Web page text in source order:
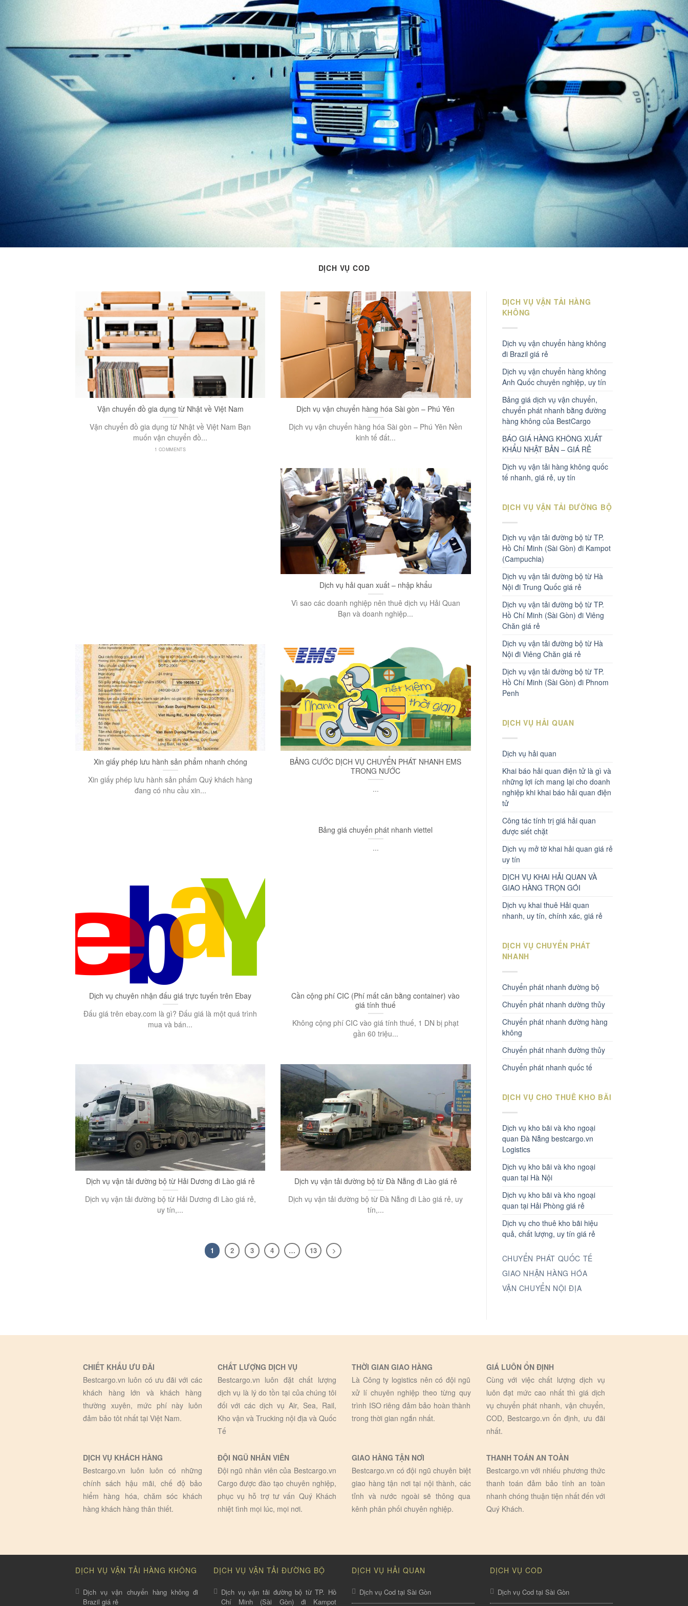
DỊCH VỤ COD
Vận chuyển đồ gia dụng từ Nhật về Việt Nam
Vận chuyển đồ gia dụng từ Nhật về Việt Nam Bạn
muốn vận chuyển đồ...
1 COMMENTS
Dịch vụ vận chuyển hàng hóa Sài gòn – Phú Yên
Dịch vụ vận chuyển hàng hóa Sài gòn – Phú Yên Nền
kinh tế đất...
Dịch vụ hải quan xuất – nhập khẩu
Vì sao các doanh nghiệp nên thuê dịch vụ Hải Quan
Bạn và doanh nghiệp...
Xin giấy phép lưu hành sản phẩm nhanh chóng
Xin giấy phép lưu hành sản phẩm Quý khách hàng
đang có nhu cầu xin...
BẢNG CƯỚC DỊCH VỤ CHUYỂN PHÁT NHANH EMS
TRONG NƯỚC
...
Bảng giá chuyển phát nhanh viettel
...
Dịch vụ chuyên nhận đấu giá trực tuyến trên Ebay
Đấu giá trên ebay.com là gì? Đấu giá là một quá trình
mua và bán...
Cần cộng phí CIC (Phí mất cân bằng container) vào
giá tính thuế
Không cộng phí CIC vào giá tính thuế, 1 DN bị phạt
gần 60 triệu...
Dịch vụ vận tải đường bộ từ Hải Dương đi Lào giá rẻ
Dịch vụ vận tải đường bộ từ Hải Dương đi Lào giá rẻ,
uy tín,...
Dịch vụ vận tải đường bộ từ Đà Nẵng đi Lào giá rẻ
Dịch vụ vận tải đường bộ từ Đà Nẵng đi Lào giá rẻ, uy
tín,...
1 2 3 4 … 13
DỊCH VỤ VẬN TẢI HÀNG
KHÔNG
Dịch vụ vận chuyển hàng không
đi Brazil giá rẻ
Dịch vụ vận chuyển hàng không
Anh Quốc chuyên nghiệp, uy tín
Bảng giá dịch vụ vận chuyển,
chuyển phát nhanh bằng đường
hàng không của BestCargo
BÁO GIÁ HÀNG KHÔNG XUẤT
KHẨU NHẬT BẢN – GIÁ RẺ
Dịch vụ vận tải hàng không quốc
tế nhanh, giá rẻ, uy tín
DỊCH VỤ VẬN TẢI ĐƯỜNG BỘ
Dịch vụ vận tải đường bộ từ TP.
Hồ Chí Minh (Sài Gòn) đi Kampot
(Campuchia)
Dịch vụ vận tải đường bộ từ Hà
Nội đi Trung Quốc giá rẻ
Dịch vụ vận tải đường bộ từ TP.
Hồ Chí Minh (Sài Gòn) đi Viêng
Chăn giá rẻ
Dịch vụ vận tải đường bộ từ Hà
Nội đi Viêng Chăn giá rẻ
Dịch vụ vận tải đường bộ từ TP.
Hồ Chí Minh (Sài Gòn) đi Phnom
Penh
DỊCH VỤ HẢI QUAN
Dịch vụ hải quan
Khai báo hải quan điện tử là gì và
những lợi ích mang lại cho doanh
nghiệp khi khai báo hải quan điện
tử
Công tác tính trị giá hải quan
được siết chặt
Dịch vụ mở tờ khai hải quan giá rẻ
uy tín
DỊCH VỤ KHAI HẢI QUAN VÀ
GIAO HÀNG TRỌN GÓI
Dịch vụ khai thuê Hải quan
nhanh, uy tín, chính xác, giá rẻ
DỊCH VỤ CHUYỂN PHÁT
NHANH
Chuyển phát nhanh đường bộ
Chuyển phát nhanh dường thủy
Chuyển phát nhanh đường hàng
không
Chuyển phát nhanh đường thủy
Chuyển phát nhanh quốc tế
DỊCH VỤ CHO THUÊ KHO BÃI
Dịch vụ kho bãi và kho ngoại
quan Đà Nẵng bestcargo.vn
Logistics
Dịch vụ kho bãi và kho ngoại
quan tại Hà Nội
Dịch vụ kho bãi và kho ngoại
quan tại Hải Phòng giá rẻ
Dịch vụ cho thuê kho bãi hiệu
quả, chất lượng, uy tín giá rẻ
CHUYỂN PHÁT QUỐC TẾ
GIAO NHẬN HÀNG HÓA
VẬN CHUYỂN NỘI ĐỊA
CHIẾT KHẤU ƯU ĐÃI
Bestcargo.vn luôn có ưu đãi với các
khách hàng lớn và khách hàng
thường xuyên, mức phí này luôn
đảm bảo tôt nhất tại Việt Nam.
CHẤT LƯỢNG DỊCH VỤ
Bestcargo.vn luôn đặt chất lượng
dịch vụ là lý do tồn tại của chúng tôi
đối với các dịch vụ Air, Sea, Rail,
Kho vận và Trucking nội địa và Quốc
Tế
THỜI GIAN GIAO HÀNG
Là Công ty logistics nên có đội ngũ
xử lí chuyên nghiệp theo từng quy
trình ISO riêng đảm bảo hoàn thành
trong thời gian ngắn nhất.
GIÁ LUÔN ỔN ĐỊNH
Cùng với việc chất lượng dịch vụ
luôn đạt mức cao nhất thì giá dịch
vụ chuyển phát nhanh, vận chuyển,
COD, Bestcargo.vn ổn định, ưu đãi
nhất.
DỊCH VỤ KHÁCH HÀNG
Bestcargo.vn luôn luôn có những
chính sách hậu mãi, chế độ bảo
hiểm hàng hóa, chăm sóc khách
hàng khách hàng thân thiết.
ĐỘI NGŨ NHÂN VIÊN
Đội ngũ nhân viên của Bestcargo.vn
Cargo được đào tạo chuyên nghiệp,
phục vụ hỗ trợ tư vấn Quý Khách
nhiệt tình mọi lúc, mọi nơi.
GIAO HÀNG TẬN NƠI
Bestcargo.vn có đội ngũ chuyên biệt
giao hàng tận nơi tại nội thành, các
tỉnh và nước ngoài sẽ thông qua
kênh phân phối chuyên nghiệp.
THANH TOÁN AN TOÀN
Bestcargo.vn với nhiếu phương thức
thanh toán đảm bảo tính an toàn
nhanh chóng thuận tiện nhất đến với
Quý Khách.
DỊCH VỤ VẬN TẢI HÀNG KHÔNG
Dịch vụ vận chuyển hàng không đi
Brazil giá rẻ
DỊCH VỤ VẬN TẢI ĐƯỜNG BỘ
Dịch vụ vận tải đường bộ từ TP. Hồ
Chí Minh (Sài Gòn) đi Kampot
DỊCH VỤ HẢI QUAN
Dịch vụ Cod tại Sài Gòn
DỊCH VỤ COD
Dịch vụ Cod tại Sài Gòn